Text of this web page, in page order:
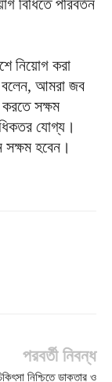
বিধিতে পরিবর্তন
নিয়োগ করা
বলেন, আমরা জব
করতে সক্ষম
যোগ্য।
হবেন।
পরবর্তী নিবন্ধ
নিশ্চিতে ডাক্তার ও